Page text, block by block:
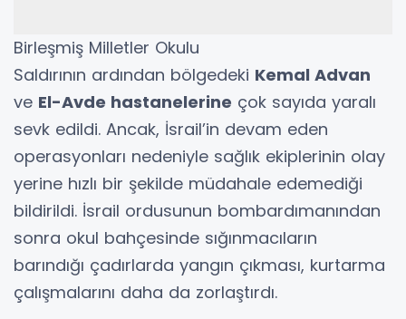
Birleşmiş Milletler Okulu
Saldırının ardından bölgedeki Kemal Advan
ve El-Avde hastanelerine çok sayıda yaralı
sevk edildi. Ancak, İsrail’in devam eden
operasyonları nedeniyle sağlık ekiplerinin olay
yerine hızlı bir şekilde müdahale edemediği
bildirildi. İsrail ordusunun bombardımanından
sonra okul bahçesinde sığınmacıların
barındığı çadırlarda yangın çıkması, kurtarma
çalışmalarını daha da zorlaştırdı.